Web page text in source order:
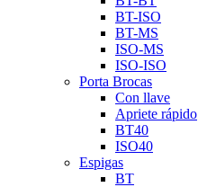
BT-ISO
BT-MS
ISO-MS
ISO-ISO
Porta Brocas
Con llave
Apriete rápido
BT40
ISO40
Espigas
BT